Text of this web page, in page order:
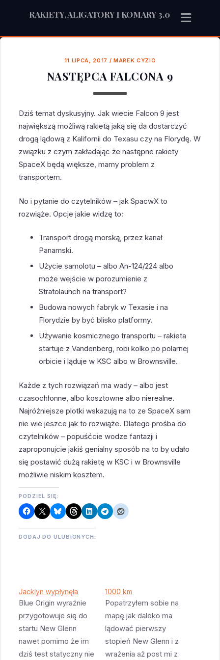
RAKIETY, ALIGATORY I KOMARY 3.0
11 LIPCA, 2017 / MAREK CYZIO
NASTĘPCA FALCONA 9
Dziś temat dyskusyjny. Jak wiecie Falcon 9 jest
największą możliwą rakietą jaką się da dostarczyć
drogą lądową z Kalifornii do Texasu czy na Florydę. W
związku z czym zakładając że następne rakiety
SpaceX będą większe, mamy problem z
transportem.
No i pytanie do czytelników – jak SpacwX to
rozwiąże. Opcje jakie widzę to:
Transport drogą morską, przez kanał
Panamski.
Użycie samolotu – albo An-124/224 albo
może wejście w porozumienie z
Stratolaunch na transport?
Budowa nowych fabryk w Texasie i na
Florydzie by być blisko platformy.
Używanie kosmicznego transportu – rakieta
startuje z Vandenberg, robi kolko po polarnej
orbicie i ląduje w KSC albo w Brownsville.
Każde z tych rozwiązań ma wady – albo jest
czasochłonne, albo kosztowne albo nierealne.
Najróżniejsze plotki wskazują na to ze SpaceX sam
nie wie jeszce jak to rozwiąże. Dlatego prośba do
czytelników – popuśćcie wodze fantazji i
zaproponujcie jakiś genialny sposób na to by udało
się postawić dużą rakietę w KSC i w Brownsville
możliwie niskim kosztem.
PODZIEL SIĘ:
DODAJ DO ULUBIONYCH:
Jacklyn wypłynęła
Blue Origin wyraźnie
przygotowuje się do
startu New Glenn
nawet pomimo że im
dziś test statyczny nie
1000 km
Popatrzyłem sobie na
mapę jak daleko ma
lądować pierwszy
stopień New Glenn i z
wrażenia aż post mi z